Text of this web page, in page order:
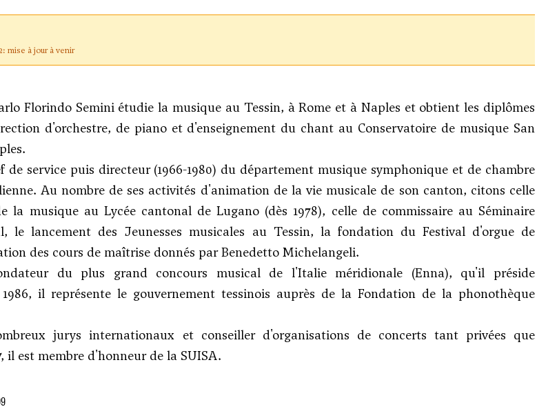
mise à jour à venir
Florindo Semini étudie la musique au Tessin, à Rome et à Naples et obtient les diplômes
d'orchestre, de piano et d'enseignement du chant au Conservatoire de musique San
de service puis directeur (1966-1980) du département musique symphonique et de chambre
Au nombre de ses activités d'animation de la vie musicale de son canton, citons celle
la musique au Lycée cantonal de Lugano (dès 1978), celle de commissaire au Séminaire
le lancement des Jeunesses musicales au Tessin, la fondation du Festival d'orgue de
des cours de maîtrise donnés par Benedetto Michelangeli.
du plus grand concours musical de l'Italie méridionale (Enna), qu'il préside
il représente le gouvernement tessinois auprès de la Fondation de la phonothèque
jurys internationaux et conseiller d'organisations de concerts tant privées que
il est membre d'honneur de la SUISA.